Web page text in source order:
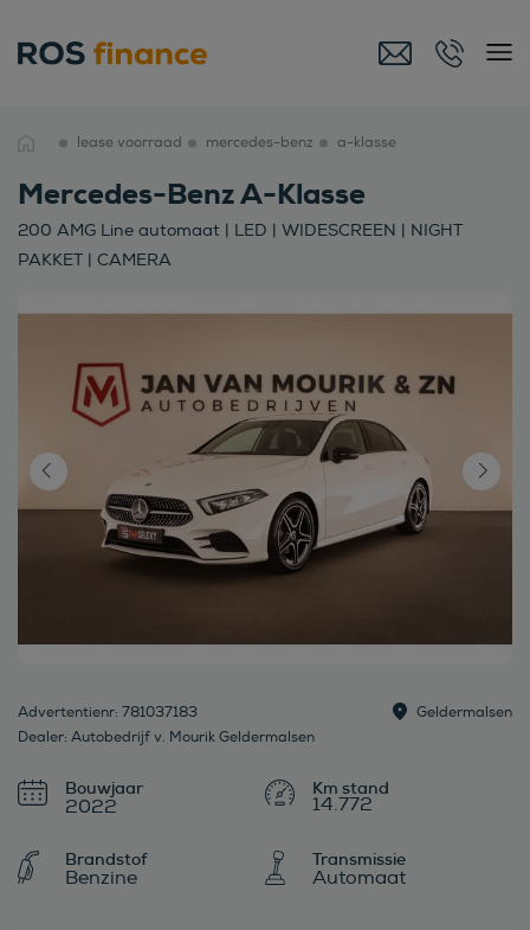
lease voorraad mercedes-benz a-klasse
Mercedes-Benz A-Klasse
200 AMG Line automaat | LED | WIDESCREEN | NIGHT
PAKKET | CAMERA
Advertentienr: 781037183
Dealer: Autobedrijf v. Mourik Geldermalsen
Geldermalsen
Bouwjaar
2022 14.772
Brandstof
Benzine
Transmissie
Automaat